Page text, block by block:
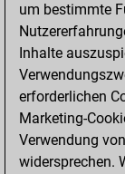
um bestimmte
Inhalte
erforderlichen
Marketing-
Verwendung
widersprechen.